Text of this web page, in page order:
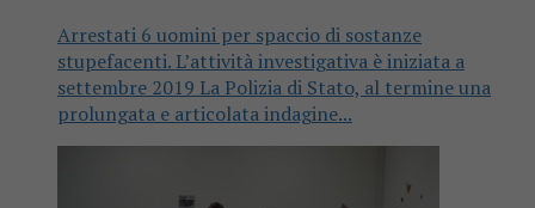
Arrestati 6 uomini per spaccio di sostanze
stupefacenti. L’attività investigativa è iniziata a
settembre 2019 La Polizia di Stato, al termine una
prolungata e articolata indagine...